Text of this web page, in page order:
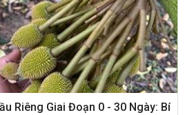
Riêng Giai Đoạn 0 - 30 Ngày: Bí